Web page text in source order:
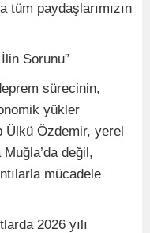
paydaşlarımızın
Sorunu”
sürecinin,
yükler
Ülkü Özdemir, yerel
değil,
mücadele
2026 yılı